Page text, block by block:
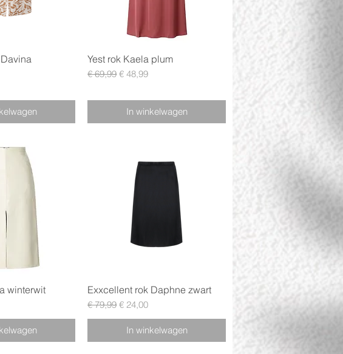
Snel overzicht
Yest rok Kaela plum
Normale prijs
€ 69,99Verkoopprijs
€ 48,99
In winkelwagen
winterwit Snel overzicht
Exxcellent rok Daphne zwart
Normale prijs
€ 79,99Verkoopprijs
€ 24,00
In winkelwagen